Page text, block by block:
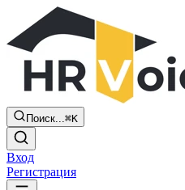
Поиск...⌘K
Вход
Регистрация